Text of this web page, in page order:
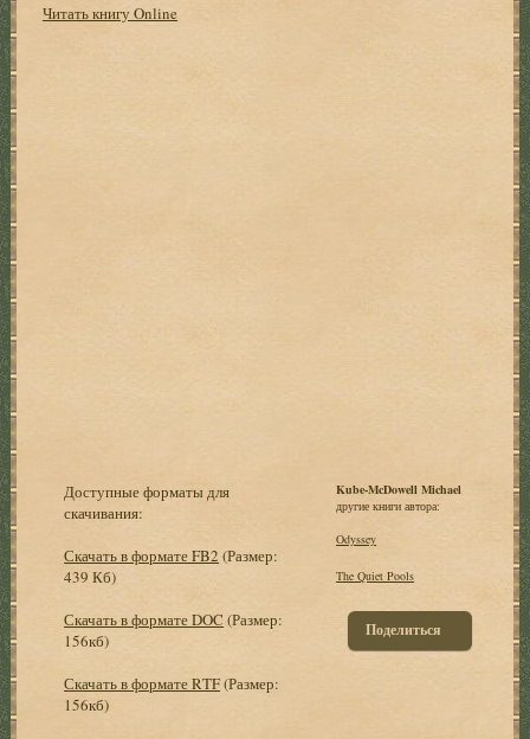
Читать книгу Online
Доступные форматы для
скачивания:
Скачать в формате FB2 (Размер:
439 Кб)
Скачать в формате DOC (Размер:
156кб)
Скачать в формате RTF(Размер:
156кб)
Kube-McDowell Michael
другие книги автора:
Odyssey
The Quiet Pools
Поделиться